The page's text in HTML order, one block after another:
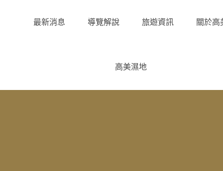
最新消息 導覽解說 旅遊資訊 關於高
高美濕地